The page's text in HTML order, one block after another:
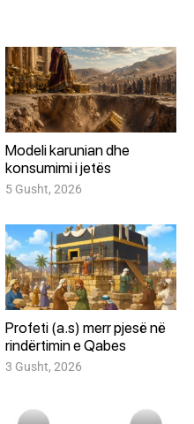
Modeli karunian dhe
konsumimi i jetës
5 Gusht, 2026
Profeti (a.s) merr pjesë në
rindërtimin e Qabes
3 Gusht, 2026